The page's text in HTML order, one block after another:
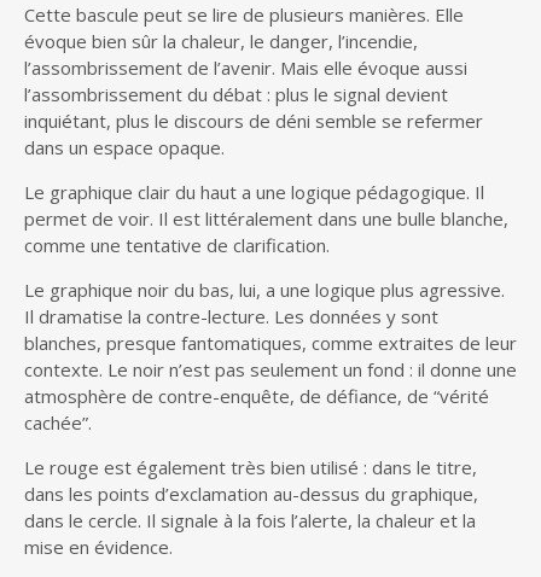
Cette bascule peut se lire de plusieurs manières. Elle
évoque bien sûr la chaleur, le danger, l’incendie,
l’assombrissement de l’avenir. Mais elle évoque aussi
l’assombrissement du débat : plus le signal devient
inquiétant, plus le discours de déni semble se refermer
dans un espace opaque.
Le graphique clair du haut a une logique pédagogique. Il
permet de voir. Il est littéralement dans une bulle blanche,
comme une tentative de clarification.
Le graphique noir du bas, lui, a une logique plus agressive.
Il dramatise la contre-lecture. Les données y sont
blanches, presque fantomatiques, comme extraites de leur
contexte. Le noir n’est pas seulement un fond : il donne une
atmosphère de contre-enquête, de défiance, de “vérité
cachée”.
Le rouge est également très bien utilisé : dans le titre,
dans les points d’exclamation au-dessus du graphique,
dans le cercle. Il signale à la fois l’alerte, la chaleur et la
mise en évidence.